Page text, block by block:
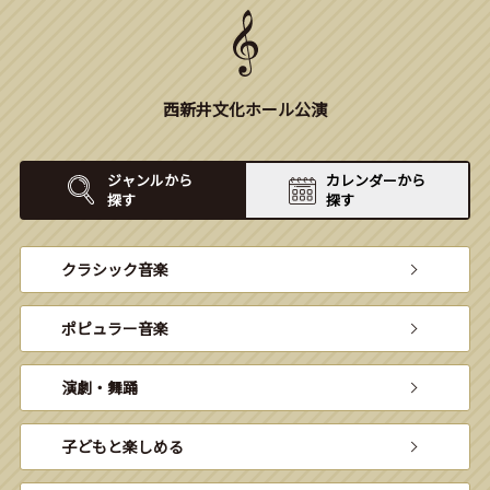
西新井文化ホール公演
ジャンルから
探す
カレンダーから
探す
クラシック音楽
ポピュラー音楽
演劇・舞踊
子どもと楽しめる